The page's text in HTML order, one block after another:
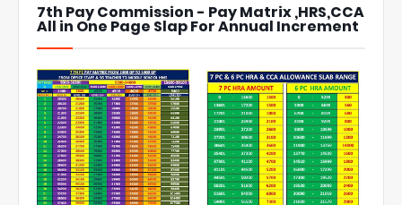
7th Pay Commission - Pay Matrix ,HRS,CCA
All in One Page Slap For Annual Increment